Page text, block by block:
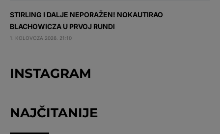
STIRLING I DALJE NEPORAŽEN! NOKAUTIRAO
BLACHOWICZA U PRVOJ RUNDI
1. KOLOVOZA 2026. 21:10
INSTAGRAM
NAJČITANIJE